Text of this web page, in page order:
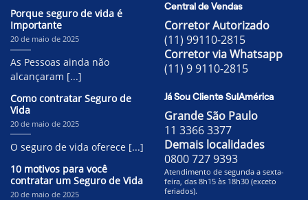
Porque seguro de vida é
Importante
20 de maio de 2025
As Pessoas ainda não
alcançaram [...]
Como contratar Seguro de
Vida
20 de maio de 2025
O seguro de vida oferece [...]
10 motivos para você
contratar um Seguro de Vida
20 de maio de 2025
Central de Vendas
Corretor Autorizado
(11) 99110-2815
Corretor via Whatsapp
(11) 9 9110-2815
Já Sou Cliente SulAmérica
Grande São Paulo
11 3366 3377
Demais localidades
0800 727 9393
Atendimento de segunda a sexta-
feira, das 8h15 às 18h30 (exceto
feriados).